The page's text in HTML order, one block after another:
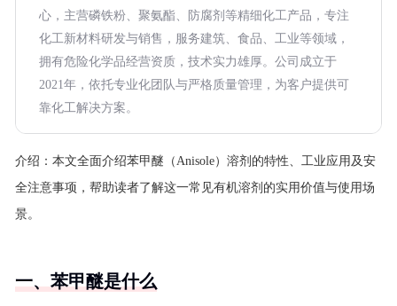
心，主营磷铁粉、聚氨酯、防腐剂等精细化工产品，专注
化工新材料研发与销售，服务建筑、食品、工业等领域，
拥有危险化学品经营资质，技术实力雄厚。公司成立于
2021年，依托专业化团队与严格质量管理，为客户提供可
靠化工解决方案。
介绍： 本文全面介绍苯甲醚（Anisole）溶剂的特性、工业应用及安
全注意事项，帮助读者了解这一常见有机溶剂的实用价值与使用场
景。
一、苯甲醚是什么